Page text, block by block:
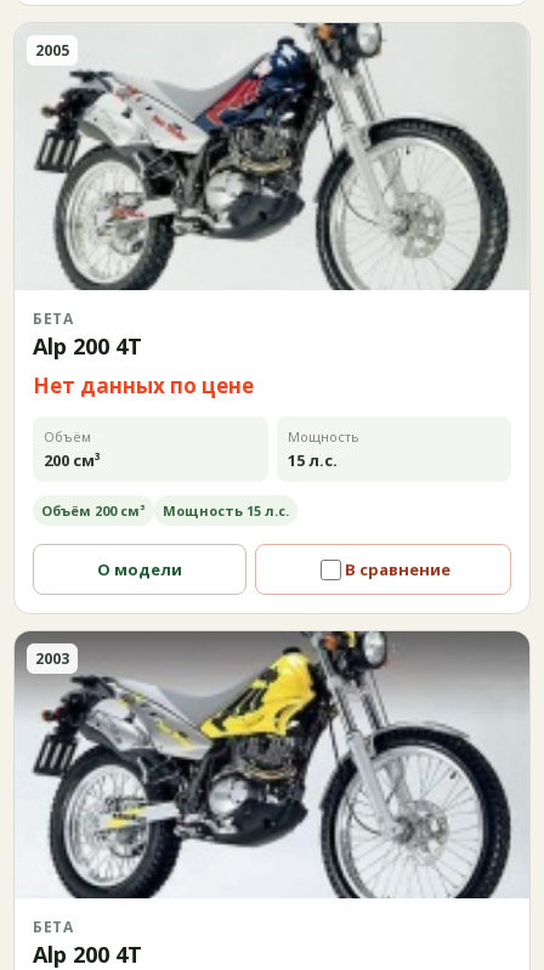
2005
БЕТА
Alp 200 4T
Нет данных по цене
Объём
200 см³
Мощность
15 л.с.
Объём 200 см³ Мощность 15 л.с.
О модели В сравнение
2003
БЕТА
Alp 200 4T